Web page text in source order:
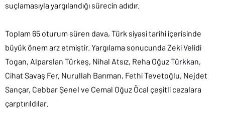
suçlamasıyla yargılandığı sürecin adıdır.
Toplam 65 oturum süren dava, Türk siyasi tarihi içerisinde
büyük önem arz etmiştir. Yargılama sonucunda Zeki Velidi
Togan, Alparslan Türkeş, Nihal Atsız, Reha Oğuz Türkkan,
Cihat Savaş Fer, Nurullah Barıman, Fethi Tevetoğlu, Nejdet
Sançar, Cebbar Şenel ve Cemal Oğuz Öcal çeşitli cezalara
çarptırıldılar.